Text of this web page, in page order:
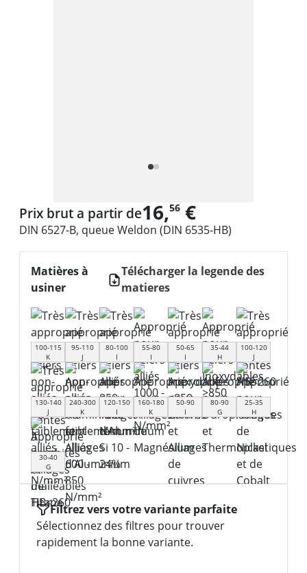
Prix brut a partir de16,56 €
DIN 6527-B, queue Weldon (DIN 6535-HB)
Matières à
usiner
Télécharger la legende des
matieres
100-115
K
95-110
J
80-100
I
55-80
I
50-65
I
35-44
H
100-120
J
130-140
J
240-300
K
120-150
I
160-180
K
50-90
I
80-90
G
25-35
H
30-40
G
Filtrez vers votre variante parfaite
Sélectionnez des filtres pour trouver
rapidement la bonne variante.